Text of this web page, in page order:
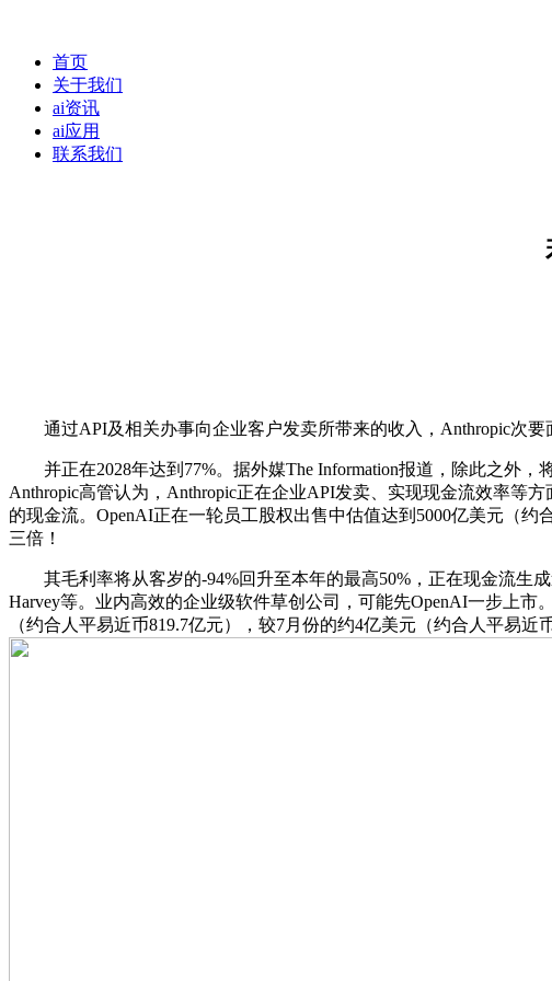
首页
关于我们
ai资讯
ai应用
联系我们
通过API及相关办事向企业客户发卖所带来的收入，Anthropic次要
并正在2028年达到77%。据外媒The Information报道，除此之外，
Anthropic高管认为，Anthropic正在企业API发卖、实现现金流效率等
的现金流。OpenAI正在一轮员工股权出售中估值达到5000亿美元（
三倍！
其毛利率将从客岁的-94%回升至本年的最高50%，正在现金流生成
Harvey等。业内高效的企业级软件草创公司，可能先OpenAI一步上市
（约合人平易近币819.7亿元），较7月份的约4亿美元（约合人平易